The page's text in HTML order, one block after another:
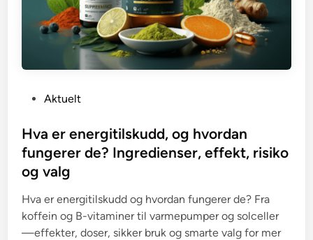
s
t
d
i
n
Aktuelt
Hva er energitilskudd, og hvordan
fungerer de? Ingredienser, effekt, risiko
og valg
Hva er energitilskudd og hvordan fungerer de? Fra
koffein og B-vitaminer til varmepumper og solceller
—effekter, doser, sikker bruk og smarte valg for mer